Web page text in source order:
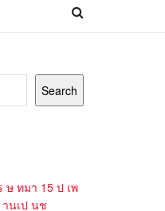
Search
ษ ทมา 15 ป เพ
านเป นช